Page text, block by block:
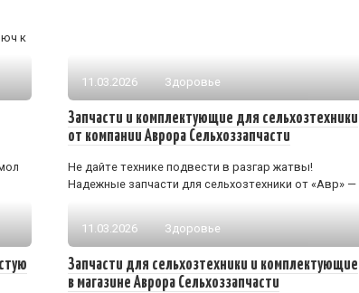
к
11.03.2026 Здоровье
Запчасти и комплектующие для сельхозтехники
от компании Аврора Сельхоззапчасти
Не дайте технике подвести в разгар жатвы!
Надежные запчасти для сельхозтехники от «Авр» —
11.03.2026 Здоровье
Запчасти для сельхозтехники и комплектующие
в магазине Аврора Сельхоззапчасти